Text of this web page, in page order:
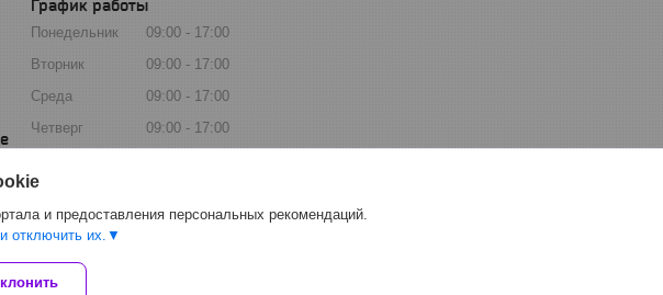
График работы
Понедельник 09:00
17:00
Вторник
09:00
17:00
Среда
09:00
17:00
Четверг
09:00
17:00
Суббота
Воскресенье
Выходной
и предоставления персональных рекомендаций.
отключить их.